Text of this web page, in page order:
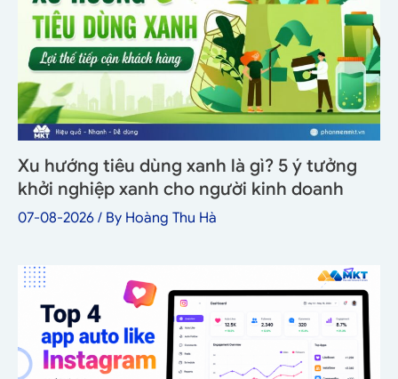
Xu hướng tiêu dùng xanh là gì? 5 ý tưởng
khởi nghiệp xanh cho người kinh doanh
07-08-2026 / By Hoàng Thu Hà